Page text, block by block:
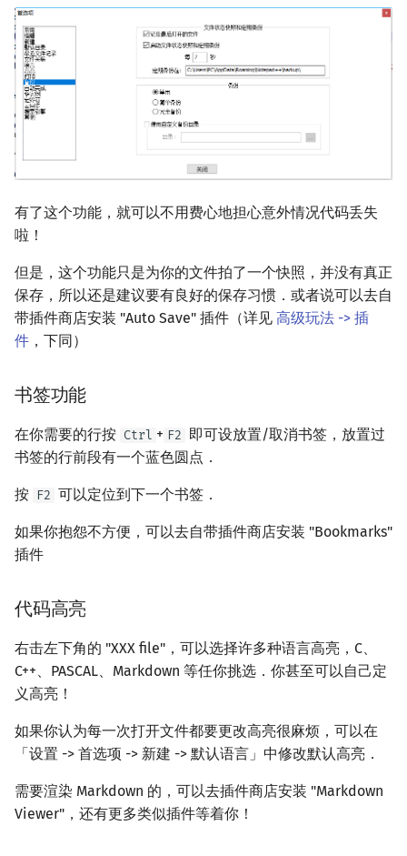
有了这个功能，就可以不用费心地担心意外情况代码丢失
啦！
但是，这个功能只是为你的文件拍了一个快照，并没有真正
保存，所以还是建议要有良好的保存习惯．或者说可以去自
带插件商店安装 "Auto Save" 插件（详见 高级玩法 -> 插
件 ，下同）
书签功能
在你需要的行按 Ctrl + F2 即可设放置/取消书签，放置过
书签的行前段有一个蓝色圆点．
按 F2 可以定位到下一个书签．
如果你抱怨不方便，可以去自带插件商店安装 "Bookmarks"
插件
代码高亮
右击左下角的 "XXX file"，可以选择许多种语言高亮，C、
C++、PASCAL、Markdown 等任你挑选．你甚至可以自己定
义高亮！
如果你认为每一次打开文件都要更改高亮很麻烦，可以在
「设置 -> 首选项 -> 新建 -> 默认语言」中修改默认高亮．
需要渲染 Markdown 的，可以去插件商店安装 "Markdown
Viewer"，还有更多类似插件等着你！